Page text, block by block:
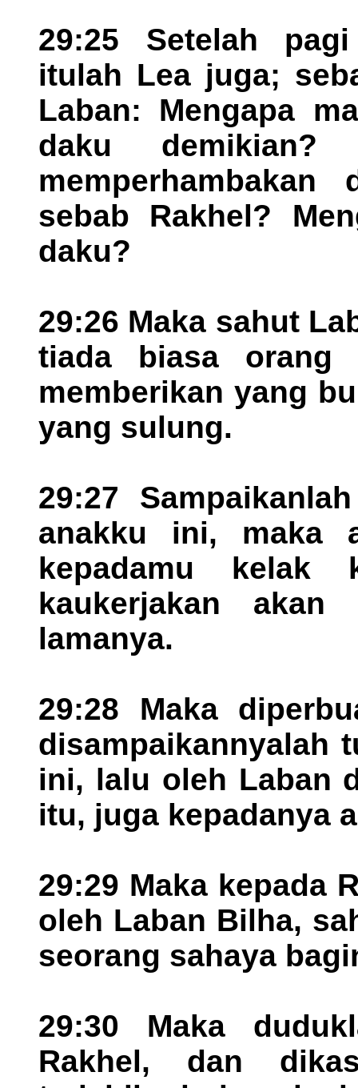
29:25 Setelah
itulah Lea juga;
Laban: Mengapa
daku
sebab Rakhel?
daku?
29:26 Maka sahut
tiada biasa orang
memberikan yang
yang sulung.
29:27
anakku ini, maka
kepadamu kelak
kaukerjakan
lamanya.
29:28 Maka
disampaikannyalah
ini, lalu oleh Laban
itu, juga kepadanya
29:29 Maka kepada
oleh Laban Bilha,
seorang sahaya
29:30 Maka
Rakhel, dan